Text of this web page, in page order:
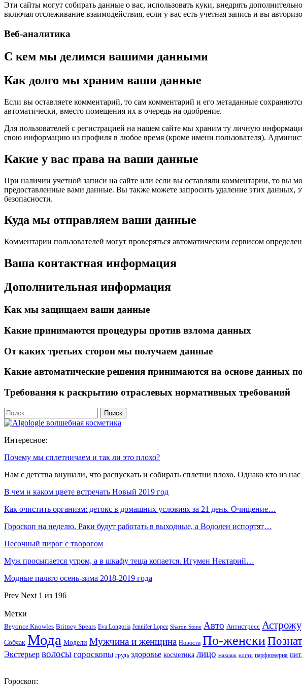
Эти сайты могут собирать данные о вас, использовать куки, внедрять
включая отслеживание взаимодействия, если у вас есть учетная запись и вы
Веб-аналитика
С кем мы делимся вашими данными
Как долго мы храним ваши данные
Если вы оставляете комментарий, то сам комментарий и его метаданные
автоматически, вместо помещения их в очередь на одобрение.
Для пользователей с регистрацией на нашем сайте мы храним ту личную
свою информацию из профиля в любое время (кроме имени пользователя).
Какие у вас права на ваши данные
При наличии учетной записи на сайте или если вы оставляли комментарии, то вы
предоставленные вами данные. Вы также можете запросить удаление этих
безопасности.
Куда мы отправляем ваши данные
Комментарии пользователей могут проверяться автоматическим сервисом
Ваша контактная информация
Дополнительная информация
Как мы защищаем ваши данные
Какие принимаются процедуры против взлома данных
От каких третьих сторон мы получаем данные
Какие автоматические решения принимаются на основе данных
Требования к раскрытию отраслевых нормативных требований
Интересное:
Почему мы сплетничаем и так ли это плохо?
Нам с детства внушали, что распускать и собирать сплетни плохо. Однако кто из
В чем и каком цвете встречать Новый 2019 год
Как очистить организм: детокс в домашних условиях за 21 день. Очищение…
Гороскоп на неделю. Раки будут работать в выходные, а Водолеи испортят…
Песочный пирог с творогом
Муж просыпается утром, а в шкафу теща копается. Игумен Нектарий…
Модные пальто осень-зима 2018-2019 года
Prev Next 1 из 196
Метки
Beyonce Knowles Britney Spears Eva Longoria Jennifer Lopez Sharon Stone Авто Антистресс
Собчак Мода Модели Мужчина и женщина Новости По-женски
Экстерьер волосы гороскопы грудь здоровье косметика лицо макияж ногти парфюмерия
Гороскоп: